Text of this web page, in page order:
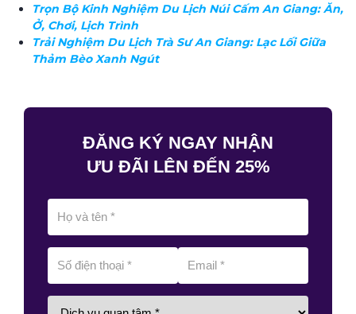
Trọn Bộ Kinh Nghiệm Du Lịch Núi Cấm An Giang: Ăn,
Ở, Chơi, Lịch Trình
Trải Nghiệm Du Lịch Trà Sư An Giang: Lạc Lối Giữa
Thảm Bèo Xanh Ngút
ĐĂNG KÝ NGAY NHẬN
ƯU ĐÃI LÊN ĐẾN 25%